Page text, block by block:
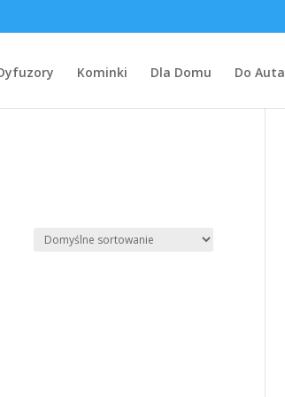
Kominki Dla Domu Do Auta